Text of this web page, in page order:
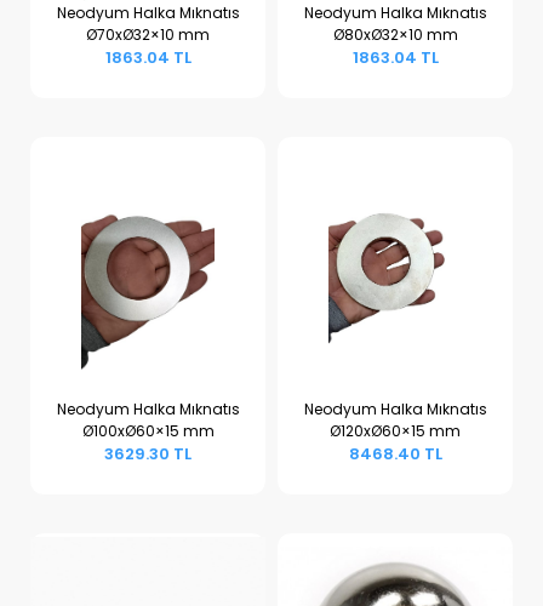
Sepete Ekle
Neodyum Halka Mıknatıs
Ø70xØ32×10 mm
1863.04 TL
Sepete Ekle
Neodyum Halka Mıknatıs
Ø80xØ32×10 mm
1863.04 TL
Sepete Ekle
Neodyum Halka Mıknatıs
Ø100xØ60×15 mm
3629.30 TL
Sepete Ekle
Neodyum Halka Mıknatıs
Ø120xØ60×15 mm
8468.40 TL